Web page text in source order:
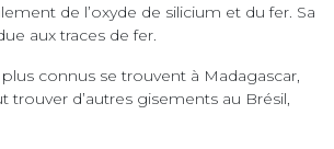
de l’oxyde de silicium et du fer. Sa
aux traces de fer.
connus se trouvent à Madagascar,
trouver d’autres gisements au Brésil,